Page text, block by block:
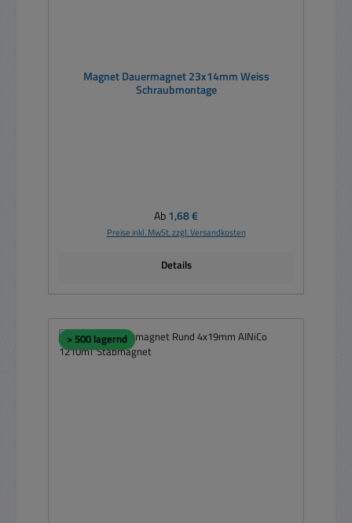
Magnet Dauermagnet 23x14mm Weiss
Schraubmontage
Regulärer Preis:
Ab1,68 €
Preise inkl. MwSt. zzgl. Versandkosten
Details
> 500 lagernd